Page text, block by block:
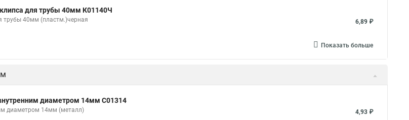
для трубы 40мм К01140Ч
трубы 40мм (пластм.)черная 6,89 ₽
Показать больше
диаметром 14мм С01314
диаметром 14мм (металл) 4,93 ₽